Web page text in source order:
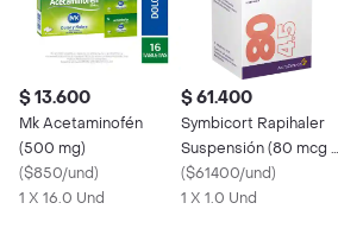
$ 13.600
Mk Acetaminofén
(500 mg)
($850/und)
1 X 16.0 Und
$ 61.400
Symbicort Rapihaler
Suspensión (80 mcg /
4.5 mcg)
($61400/und)
1 X 1.0 Und